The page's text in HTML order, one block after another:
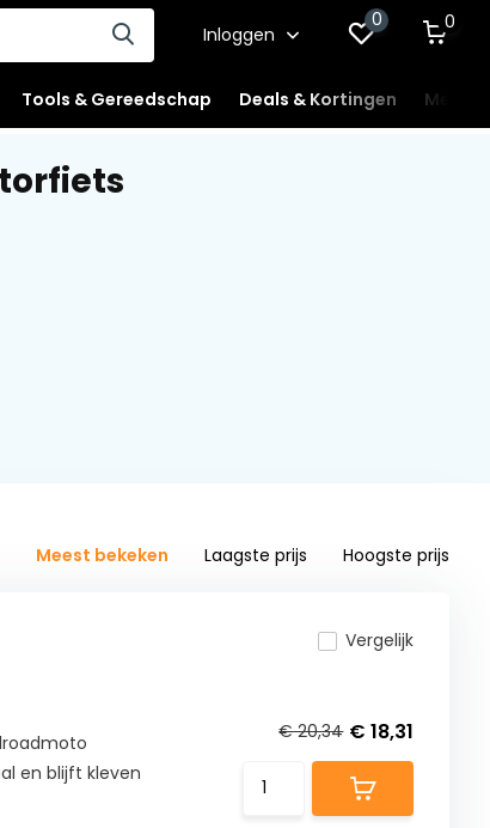
Inloggen
0 0
Tools & Gereedschap Deals & Kortingen
Meest bekeken Laagste prijs Hoogste prijs
en blijft kleven
Vergelijk
€ 20,34 € 18,31